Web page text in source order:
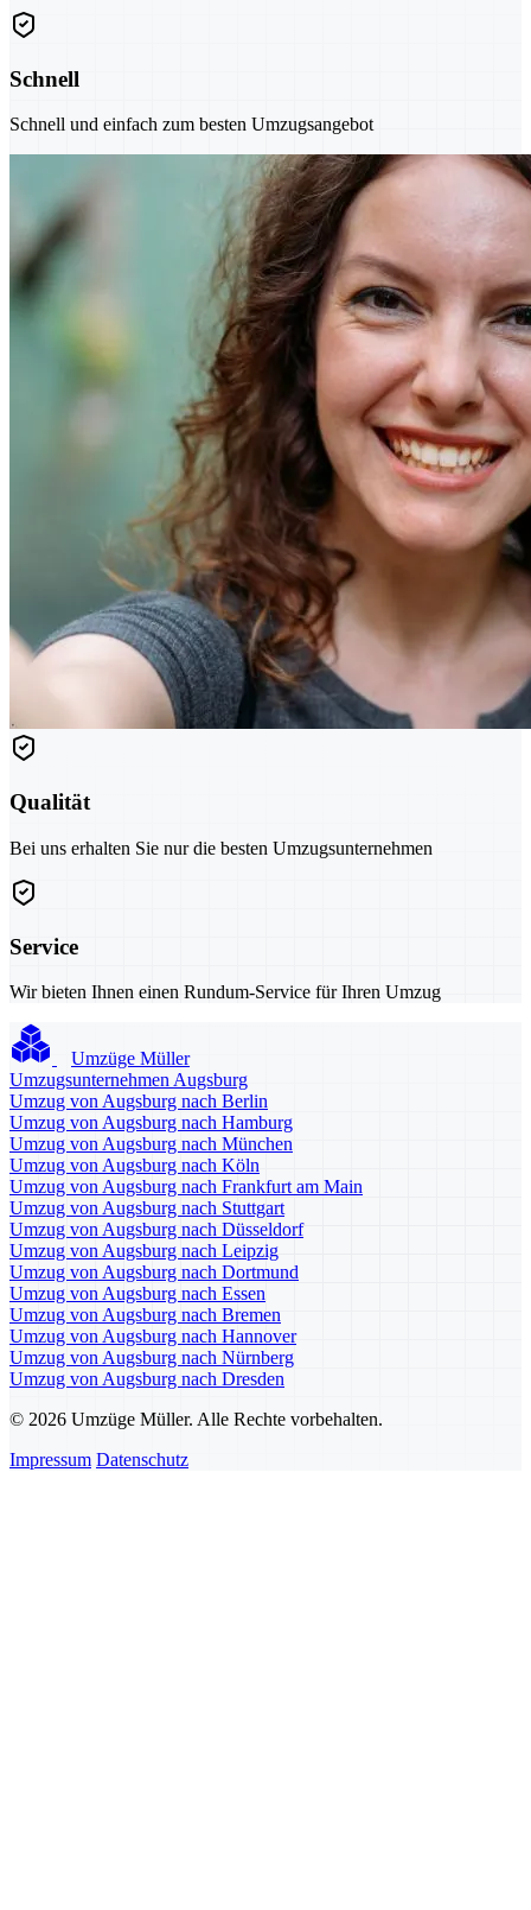
Schnell
Schnell und einfach zum besten Umzugsangebot
Qualität
Bei uns erhalten Sie nur die besten Umzugsunternehmen
Service
Wir bieten Ihnen einen Rundum-Service für Ihren Umzug
Umzüge Müller
Umzugsunternehmen Augsburg
Umzug von Augsburg nach Berlin
Umzug von Augsburg nach Hamburg
Umzug von Augsburg nach München
Umzug von Augsburg nach Köln
Umzug von Augsburg nach Frankfurt am Main
Umzug von Augsburg nach Stuttgart
Umzug von Augsburg nach Düsseldorf
Umzug von Augsburg nach Leipzig
Umzug von Augsburg nach Dortmund
Umzug von Augsburg nach Essen
Umzug von Augsburg nach Bremen
Umzug von Augsburg nach Hannover
Umzug von Augsburg nach Nürnberg
Umzug von Augsburg nach Dresden
© 2026 Umzüge Müller. Alle Rechte vorbehalten.
Impressum Datenschutz